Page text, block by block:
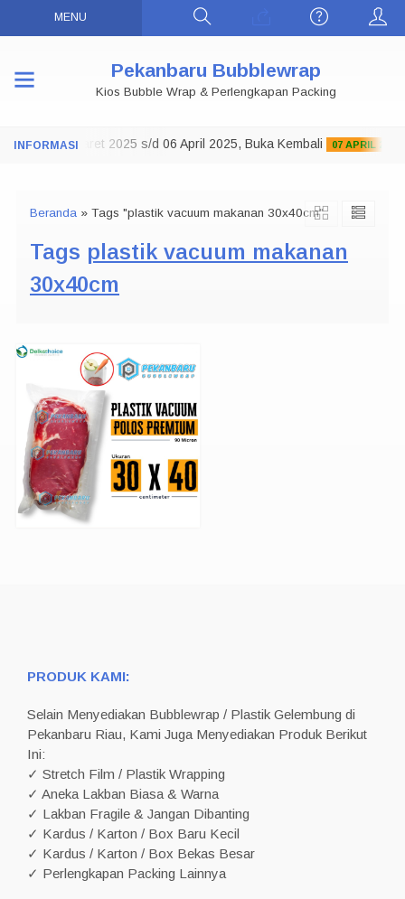
MENU
Pekanbaru Bubblewrap
Kios Bubble Wrap & Perlengkapan Packing
Tutup 29 Maret 2025 s/d 06 April 2025, Buka Kembali 07 APRIL 2025
Beranda » Tags "plastik vacuum makanan 30x40cm"
Tags plastik vacuum makanan
30x40cm
PRODUK KAMI:
Selain Menyediakan Bubblewrap / Plastik Gelembung di
Pekanbaru Riau, Kami Juga Menyediakan Produk Berikut
Ini:
✓ Stretch Film / Plastik Wrapping
✓ Aneka Lakban Biasa & Warna
✓ Lakban Fragile & Jangan Dibanting
✓ Kardus / Karton / Box Baru Kecil
✓ Kardus / Karton / Box Bekas Besar
✓ Perlengkapan Packing Lainnya